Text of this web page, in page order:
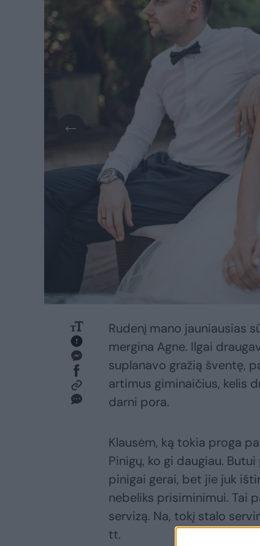
Rudenį mano jauniausias
mergina Agne. Ilgai
suplanavo gražią šventę,
artimus giminaičius, kelis
darni pora.
Klausėm, ką tokia proga
Pinigų, ko gi daugiau.
pinigai gerai, bet jie juk
nebeliks prisiminimui. Tai
servizą. Na, tokį stalo
tt.